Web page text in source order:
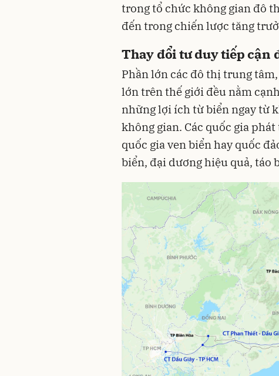
trong tổ chức không gian đô
đến trong chiến lược tăng
Thay đổi tư duy tiếp cận
Phần lớn các đô thị trung
lớn trên thế giới đều nằm
những lợi ích từ biển ngay từ
không gian. Các quốc gia
quốc gia ven biển hay quốc
biển, đại dương hiệu quả, táo